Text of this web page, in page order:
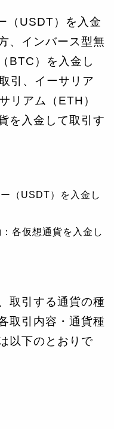
（USDT）を入金
、インバース型無
BTC）を入金し
引、イーサリア
リアム（ETH）
を入金して取引す
（USDT）を入金し
各仮想通貨を入金し
取引する通貨の種
取引内容・通貨種
以下のとおりで